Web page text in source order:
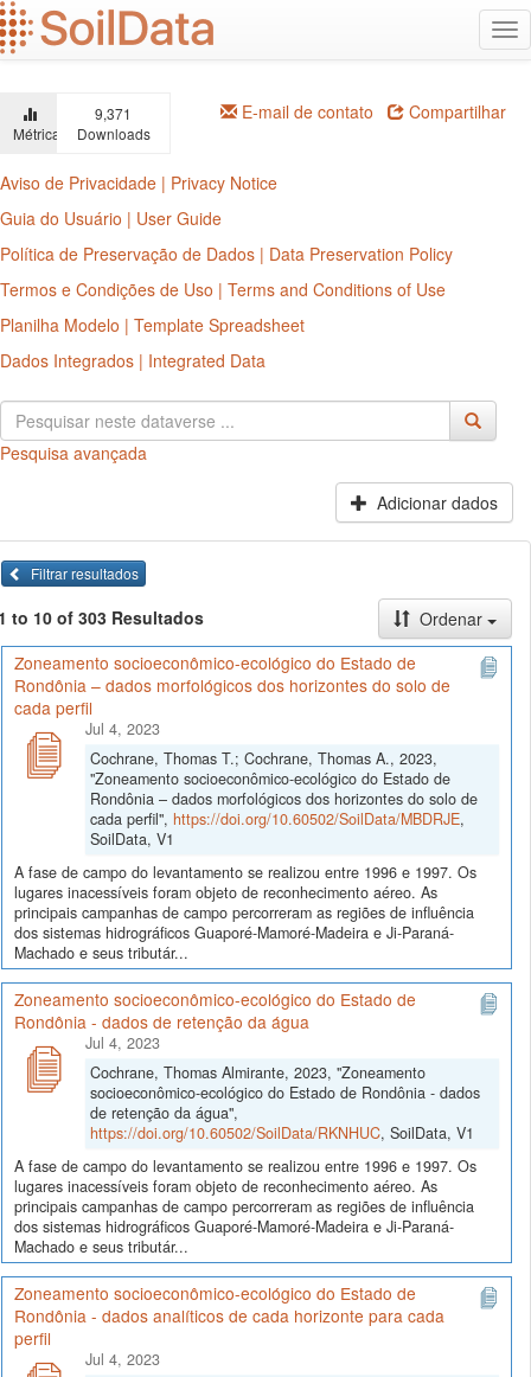
Ir
para
o
principal
Métricas
9,371
Downloads
E-mail de contato Compartilhar
Aviso de Privacidade | Privacy Notice
Guia do Usuário | User Guide
Política de Preservação de Dados | Data Preservation Policy
Termos e Condições de Uso | Terms and Conditions of Use
Planilha Modelo | Template Spreadsheet
Dados Integrados | Integrated Data
Pesquisa avançada
Adicionar dados
Filtrar resultados
to 10 of 303 Resultados
Ordenar
Zoneamento socioeconômico-ecológico do Estado de
Rondônia – dados morfológicos dos horizontes do solo de
cada perfil
Jul 4, 2023
Cochrane, Thomas T.; Cochrane, Thomas A., 2023,
"Zoneamento socioeconômico-ecológico do Estado de
Rondônia – dados morfológicos dos horizontes do solo de
cada perfil", https://doi.org/10.60502/SoilData/MBDRJE,
SoilData, V1
A fase de campo do levantamento se realizou entre 1996 e 1997. Os
lugares inacessíveis foram objeto de reconhecimento aéreo. As
principais campanhas de campo percorreram as regiões de influência
dos sistemas hidrográficos Guaporé-Mamoré-Madeira e Ji-Paraná-
Machado e seus tributár...
Zoneamento socioeconômico-ecológico do Estado de
Rondônia - dados de retenção da água
Jul 4, 2023
Cochrane, Thomas Almirante, 2023, "Zoneamento
socioeconômico-ecológico do Estado de Rondônia - dados
de retenção da água",
https://doi.org/10.60502/SoilData/RKNHUC, SoilData, V1
A fase de campo do levantamento se realizou entre 1996 e 1997. Os
lugares inacessíveis foram objeto de reconhecimento aéreo. As
principais campanhas de campo percorreram as regiões de influência
dos sistemas hidrográficos Guaporé-Mamoré-Madeira e Ji-Paraná-
Machado e seus tributár...
Zoneamento socioeconômico-ecológico do Estado de
Rondônia - dados analíticos de cada horizonte para cada
perfil
Jul 4, 2023